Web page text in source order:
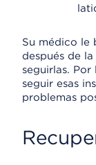
Su médico le
después de
seguirlas.
seguir esas
problemas